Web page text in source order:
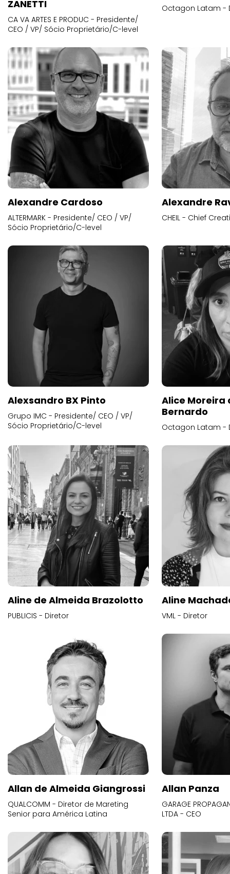
ZANETTI
CA VA ARTES E PRODUC - Presidente/
CEO / VP/ Sócio Proprietário/C-level
Octagon Latam -
Alexandre Cardoso
ALTERMARK - Presidente/ CEO / VP/
Sócio Proprietário/C-level
Alexandre
CHEIL - Chief
Alexsandro BX Pinto
Grupo IMC - Presidente/ CEO / VP/
Sócio Proprietário/C-level
Alice
Bernardo
Octagon Latam -
Aline de Almeida Brazolotto
PUBLICIS - Diretor
Aline
VML - Diretor
Allan de Almeida Giangrossi
QUALCOMM - Diretor de Mareting
Senior para América Latina
Allan Panza
GARAGE
LTDA - CEO